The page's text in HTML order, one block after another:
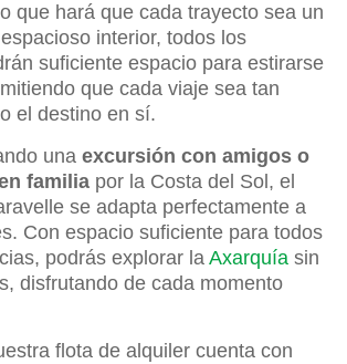
que hará que cada trayecto sea un
interior, todos los
suficiente espacio para estirarse
que cada viaje sea tan
el destino en sí.
una excursión con amigos o
familia por la Costa del Sol, el
se adapta perfectamente a
Con espacio suficiente para todos
podrás explorar la Axarquía sin
disfrutando de cada momento
flota de alquiler cuenta con